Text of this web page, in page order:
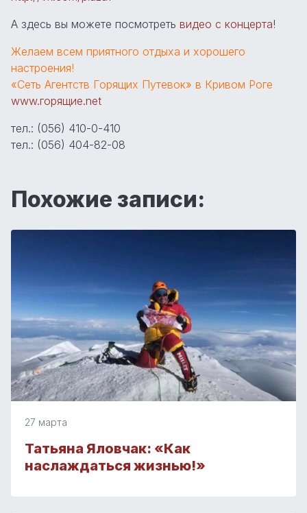
А здесь вы можете посмотреть видео с концерта!
Желаем всем приятного отдыха и хорошего
настроения!
«Сеть Агентств Горящих Путевок» в Кривом Роге
www.горящие.net
тел.: (056) 410-0-410
тел.: (056) 404-82-08
Похожие записи:
27 марта
Татьяна Яловчак: «Как
наслаждаться жизнью!»